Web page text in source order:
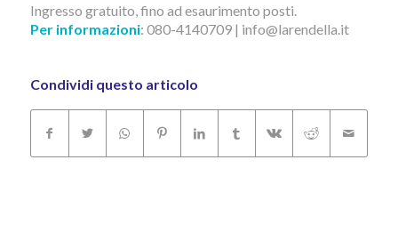
Ingresso gratuito, fino ad esaurimento posti.
Per informazioni: 080-4140709 | info@larendella.it
Condividi questo articolo